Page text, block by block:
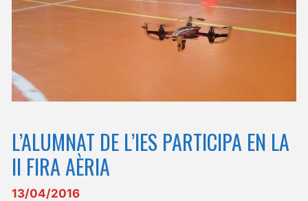
L’ALUMNAT DE L’IES PARTICIPA EN LA
II FIRA AÈRIA
13/04/2016